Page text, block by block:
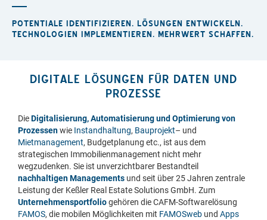
POTENTIALE IDENTIFIZIEREN. LÖSUNGEN ENTWICKELN.
TECHNOLOGIEN IMPLEMENTIEREN. MEHRWERT SCHAFFEN.
DIGITALE LÖSUNGEN FÜR DATEN UND
PROZESSE
DieDigitalisierung, Automatisierung und Optimierung von
Prozessenwie Instandhaltung, Bauprojekt– und
Mietmanagement, Budgetplanung etc., ist aus dem
strategischen Immobilienmanagement nicht mehr
wegzudenken. Sie ist unverzichtbarer Bestandteil
nachhaltigen Managements und seit über 25 Jahren zentrale
Leistung der Keßler Real Estate Solutions GmbH. Zum
Unternehmensportfoliogehören die CAFM-Softwarelösung
FAMOS, die mobilen Möglichkeiten mit FAMOSweb und Apps